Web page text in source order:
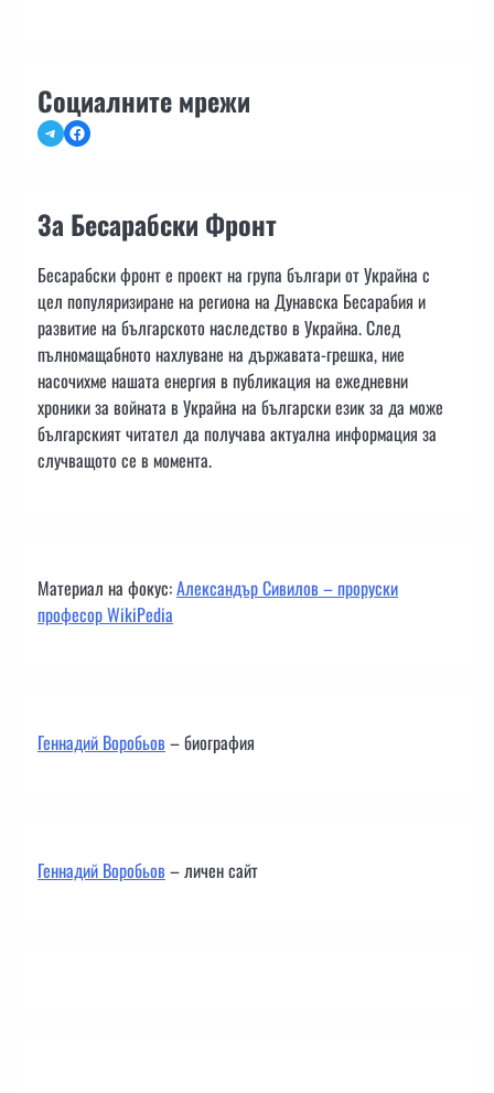
Социалните мрежи
TelegramFacebook
За Бесарабски Фронт
Бесарабски фронт е проект на група българи от Украйна с
цел популяризиране на региона на Дунавска Бесарабия и
развитие на българското наследство в Украйна. След
пълномащабното нахлуване на държавата-грешка, ние
насочихме нашата енергия в публикация на ежедневни
хроники за войната в Украйна на български език за да може
българският читател да получава актуална информация за
случващото се в момента.
Материал на фокус:Александър Сивилов – проруски
професор WikiPedia
Геннадий Воробьов– биография
Геннадий Воробьов– личен сайт